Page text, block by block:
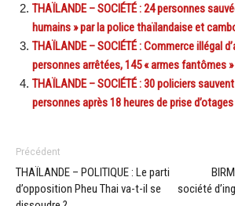
THAÏLANDE – SOCIÉTÉ : 24 personnes
humains » par la police thaïlandaise et
THAÏLANDE – SOCIÉTÉ : Commerce illégal
personnes arrêtées, 145 « armes fantômes
THAÏLANDE – SOCIÉTÉ : 30 policiers
personnes après 18 heures de prise
Précédent
THAÏLANDE – POLITIQUE : Le parti
d’opposition Pheu Thai va-t-il se
société